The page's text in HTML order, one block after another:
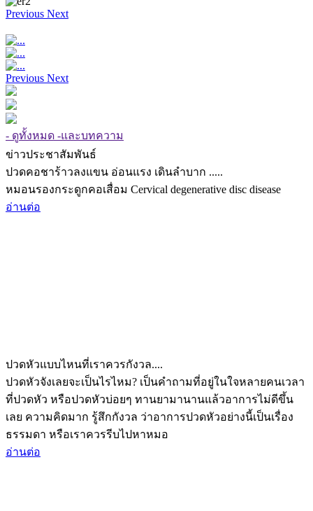
Previous Next
Previous Next
- ดูทั้งหมด -และบทความ
ข่าวประชาสัมพันธ์
ปวดคอชาร้าวลงแขน อ่อนแรง เดินลำบาก .....
หมอนรองกระดูกคอเสื่อม Cervical degenerative disc disease
อ่านต่อ
ปวดหัวแบบไหนที่เราควรกังวล....
ปวดหัวจังเลยจะเป็นไรไหม? เป็นคำถามที่อยู่ในใจหลายคนเวลา
ที่ปวดหัว หรือปวดหัวบ่อยๆ ทานยามานานแล้วอาการไม่ดีขึ้น
เลย ความคิดมาก รู้สึกกังวล ว่าอาการปวดหัวอย่างนี้เป็นเรื่อง
ธรรมดา หรือเราควรรีบไปหาหมอ
อ่านต่อ